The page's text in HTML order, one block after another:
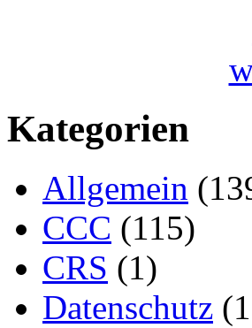
Kategorien
Allgemein
CCC (115)
CRS (1)
Datenschutz